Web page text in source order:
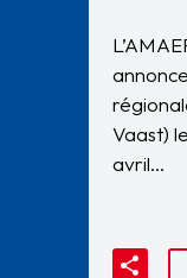
Vaast)
avril…